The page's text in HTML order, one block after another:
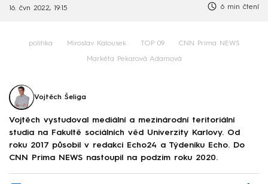
16. čvn 2022, 19:15 6 min čtení
politika Miroslav Kalousek TOP 09 CNN Prima NEWS
Markéta Pekarová Adamová
Vojtěch Šeliga
Vojtěch vystudoval mediální a mezinárodní teritoriální
studia na Fakultě sociálních věd Univerzity Karlovy. Od
roku 2017 působil v redakci Echo24 a Týdeníku Echo. Do
CNN Prima NEWS nastoupil na podzim roku 2020.